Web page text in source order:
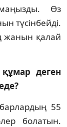
Өз
түсінбейді.
жа­нын қалай
деген
55
болатын.